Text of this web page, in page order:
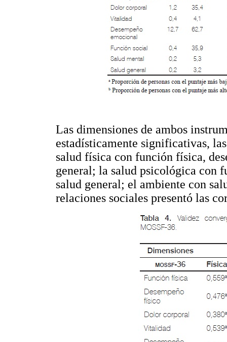
Las dimensiones de ambos
estadísticamente significativas,
salud física con función física,
general; la salud psicológica con
salud general; el ambiente con
relaciones sociales presentó las